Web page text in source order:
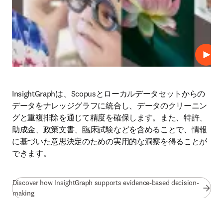
プレ
InsightGraphは、Scopusとローカルデータセットからの
データをナレッジグラフに統合し、データのクリーニン
グと重複排除を通じて精度を確保します。また、特許、
助成金、政策文書、臨床試験などを含めることで、情報
に基づいた意思決定のための実用的な洞察を得ることが
できます。
Discover how InsightGraph supports evidence-based decision-
making(